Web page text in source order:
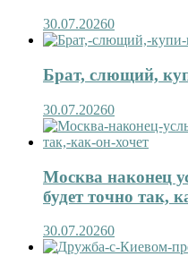
30.07.20260
Брат, слющий,
30.07.20260
Москва наконец
будет точно так,
30.07.20260